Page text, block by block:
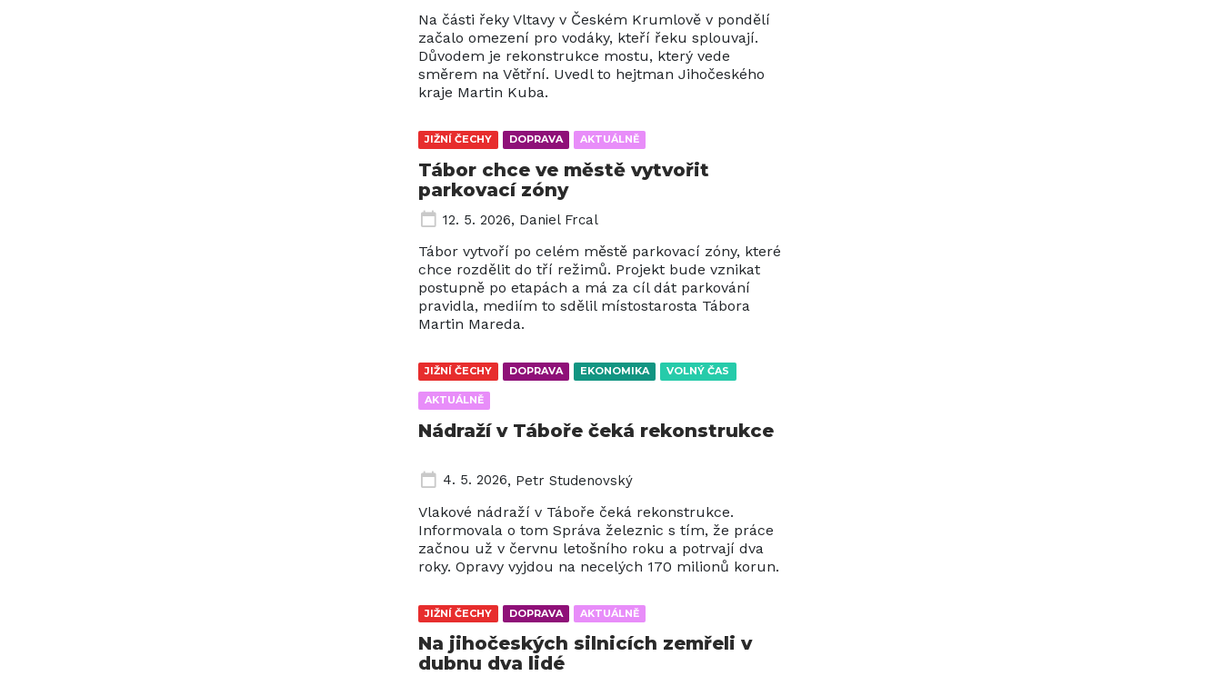
Na části řeky Vltavy v Českém Krumlově v pondělí
začalo omezení pro vodáky, kteří řeku splouvají.
Důvodem je rekonstrukce mostu, který vede
směrem na Větřní. Uvedl to hejtman Jihočeského
kraje Martin Kuba.
JIŽNÍ ČECHY DOPRAVA AKTUÁLNĚ
Tábor chce ve městě vytvořit
parkovací zóny
12. 5. 2026, Daniel Frcal
Tábor vytvoří po celém městě parkovací zóny, které
chce rozdělit do tří režimů. Projekt bude vznikat
postupně po etapách a má za cíl dát parkování
pravidla, mediím to sdělil místostarosta Tábora
Martin Mareda.
JIŽNÍ ČECHY DOPRAVA EKONOMIKA VOLNÝ ČAS
AKTUÁLNĚ
Nádraží v Táboře čeká rekonstrukce
4. 5. 2026, Petr Studenovský
Vlakové nádraží v Táboře čeká rekonstrukce.
Informovala o tom Správa železnic s tím, že práce
začnou už v červnu letošního roku a potrvají dva
roky. Opravy vyjdou na necelých 170 milionů korun.
JIŽNÍ ČECHY DOPRAVA AKTUÁLNĚ
Na jihočeských silnicích zemřeli v
dubnu dva lidé